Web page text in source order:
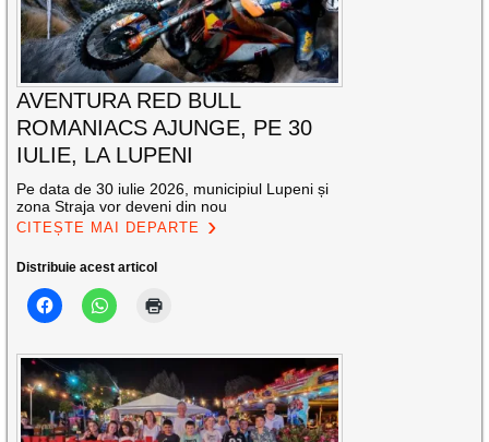
AVENTURA RED BULL
ROMANIACS AJUNGE, PE 30
IULIE, LA LUPENI
Pe data de 30 iulie 2026, municipiul Lupeni și
zona Straja vor deveni din nou
CITEȘTE MAI DEPARTE
Distribuie acest articol